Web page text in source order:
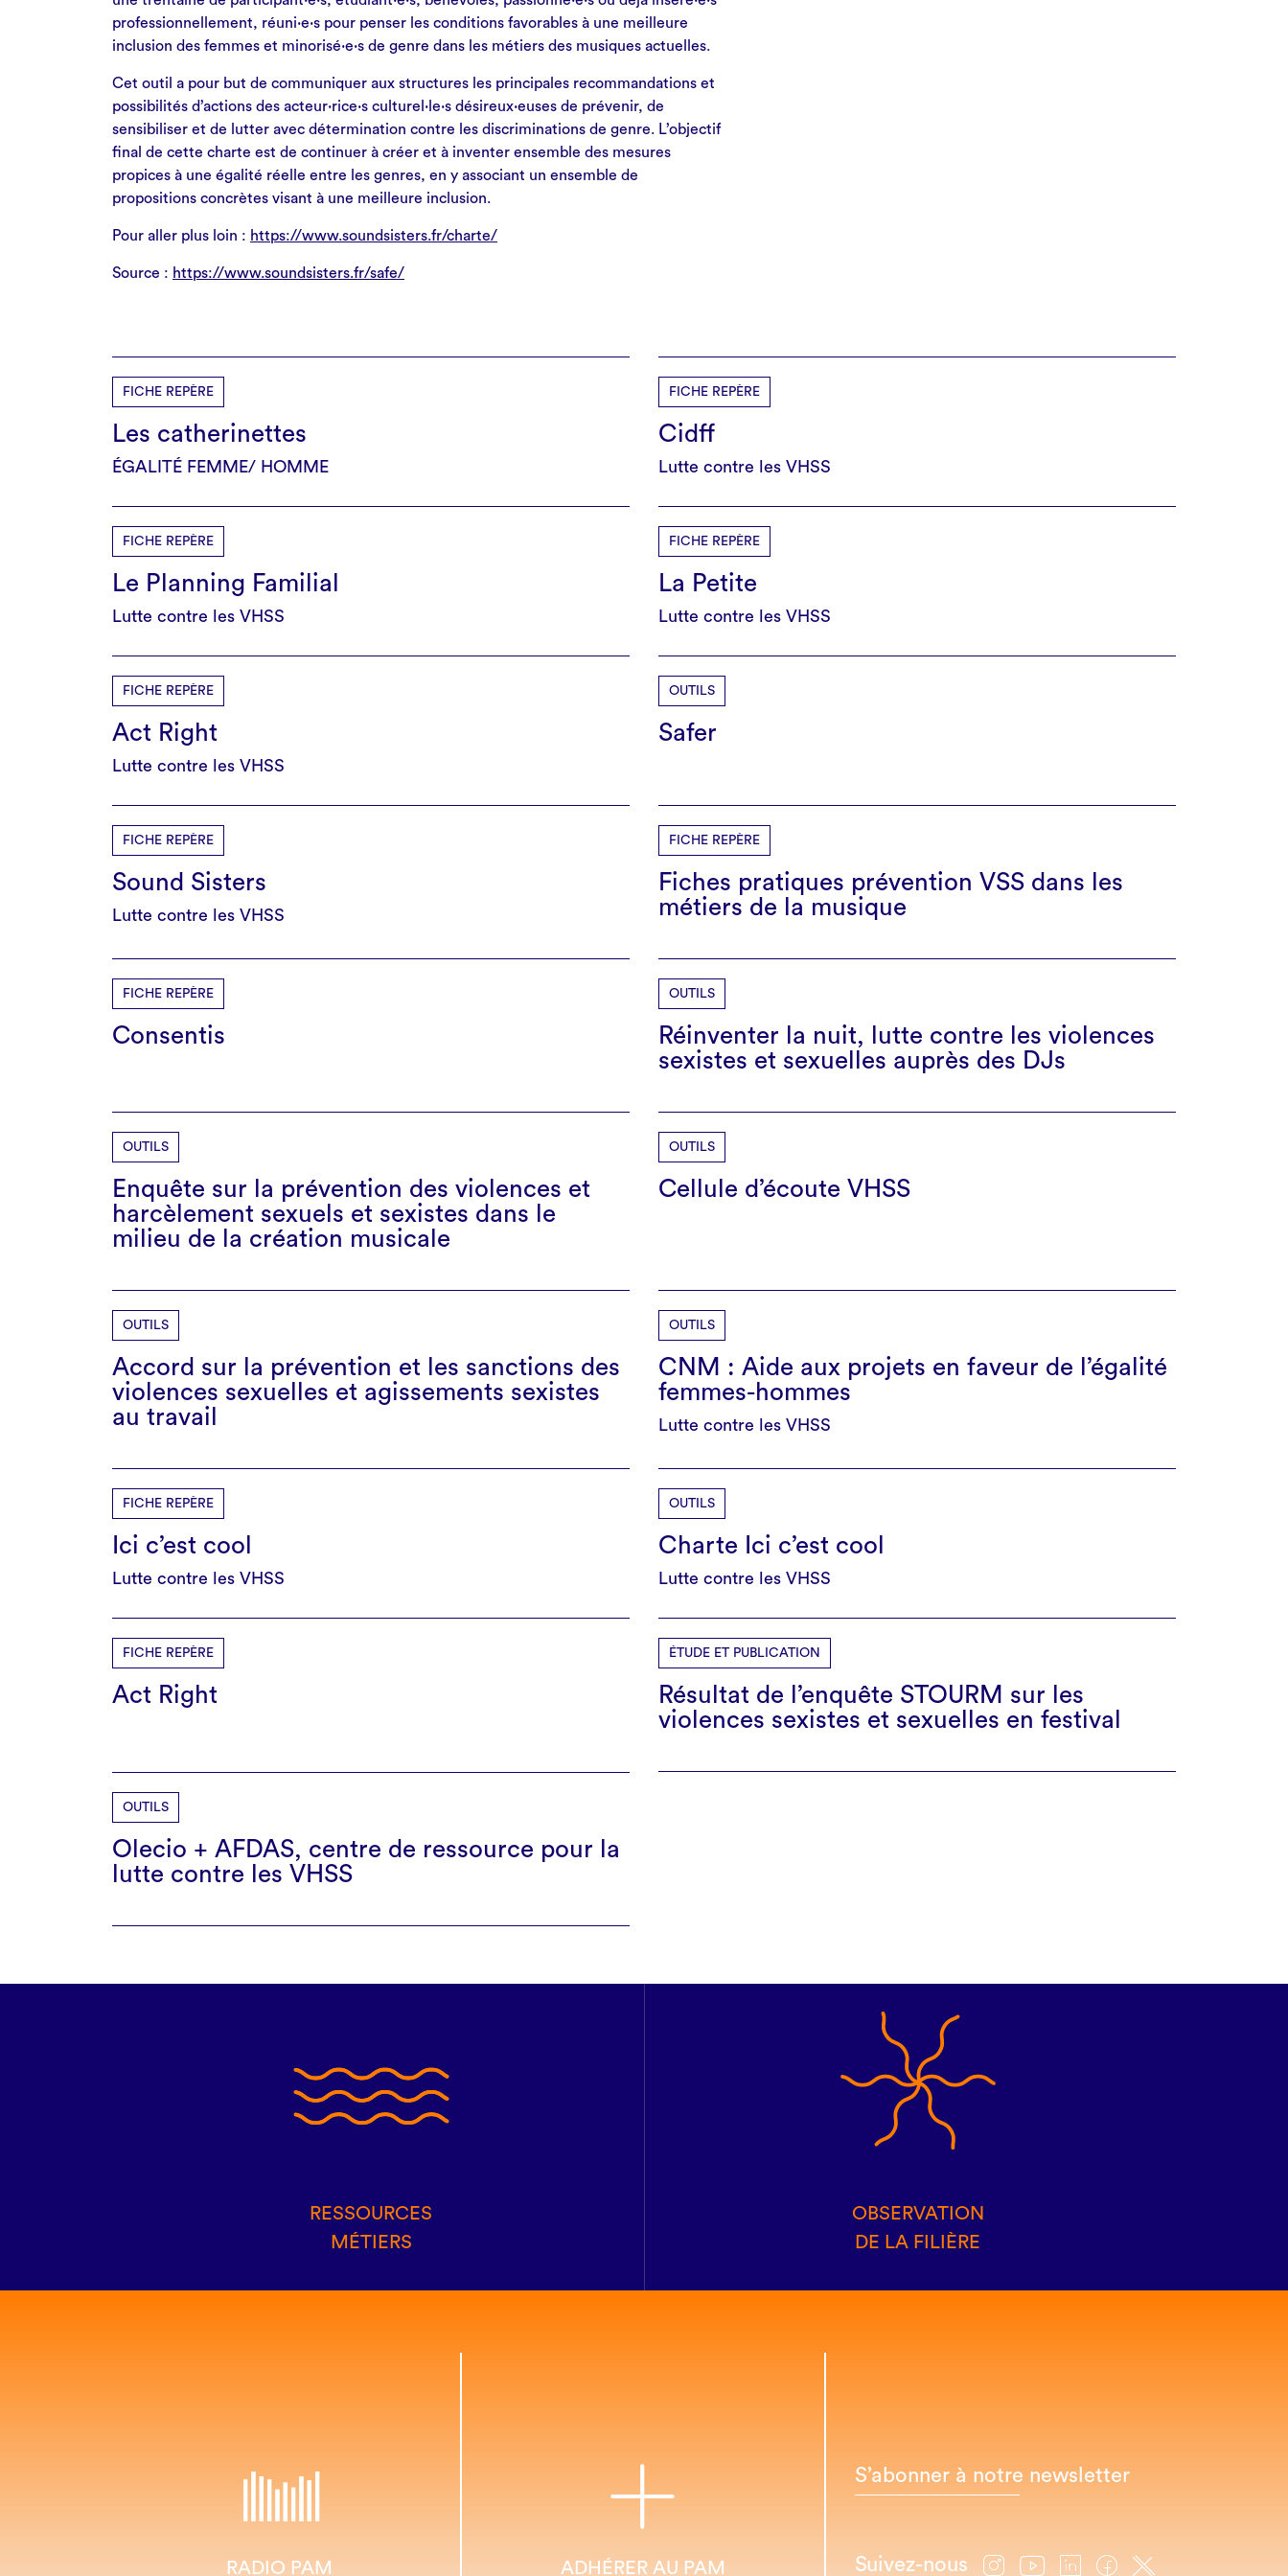
professionnellement, réuni·e·s pour penser les conditions favorables à une meilleure
inclusion des femmes et minorisé·e·s de genre dans les métiers des musiques actuelles.
Cet outil a pour but de communiquer aux structures les principales recommandations et
possibilités d’actions des acteur·rice·s culturel·le·s désireux·euses de prévenir, de
sensibiliser et de lutter avec détermination contre les discriminations de genre. L’objectif
final de cette charte est de continuer à créer et à inventer ensemble des mesures
propices à une égalité réelle entre les genres, en y associant un ensemble de
propositions concrètes visant à une meilleure inclusion.
Pour aller plus loin : https://www.soundsisters.fr/charte/
Source : https://www.soundsisters.fr/safe/
FICHE REPÈRE
Les catherinettes
ÉGALITÉ FEMME/ HOMME
FICHE REPÈRE
Cidff
Lutte contre les VHSS
FICHE REPÈRE
Le Planning Familial
Lutte contre les VHSS
FICHE REPÈRE
La Petite
Lutte contre les VHSS
FICHE REPÈRE
Act Right
Lutte contre les VHSS
OUTILS
Safer
FICHE REPÈRE
Sound Sisters
Lutte contre les VHSS
FICHE REPÈRE
Fiches pratiques prévention VSS dans les
métiers de la musique
FICHE REPÈRE
Consentis
OUTILS
Réinventer la nuit, lutte contre les violences
sexistes et sexuelles auprès des DJs
OUTILS
Enquête sur la prévention des violences et
harcèlement sexuels et sexistes dans le
milieu de la création musicale
OUTILS
Cellule d’écoute VHSS
OUTILS
Accord sur la prévention et les sanctions des
violences sexuelles et agissements sexistes
au travail
OUTILS
CNM : Aide aux projets en faveur de l’égalité
femmes-hommes
Lutte contre les VHSS
FICHE REPÈRE
Ici c’est cool
Lutte contre les VHSS
OUTILS
Charte Ici c’est cool
Lutte contre les VHSS
FICHE REPÈRE
Act Right
ÉTUDE ET PUBLICATION
Résultat de l’enquête STOURM sur les
violences sexistes et sexuelles en festival
OUTILS
Olecio + AFDAS, centre de ressource pour la
lutte contre les VHSS
RESSOURCES
MÉTIERS
OBSERVATION
DE LA FILIÈRE
RADIO PAM ADHÉRER AU PAM
S’abonner à notre newsletter
Suivez-nous